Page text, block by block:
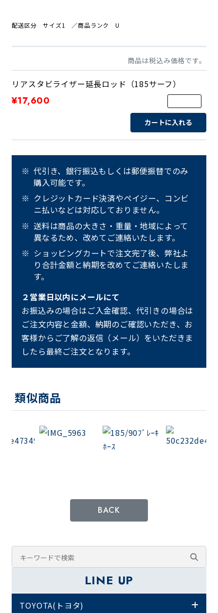
配送区分 サイズ1 ／商品ランク U
商品は税込み価格です。
リアスタビライザー延長ロッド（185サーフ）
¥17,600
カートに入れる
代引き、銀行振込もしくは郵便振替でのみ
購入可能です。
クレジットカード決済やペイジー、コンビ
ニ払いなどは対応しておりません。
送料は商品の大きさ・重量・地域によって
異なるため、改めてご連絡いたします。
ショッピングカートで注文完了後、弊社よ
り合計金額と納期を改めてご連絡いたしま
す。
２営業日以内にメールにて
お振込みの場合はご入金確認、代引きの場合は
ご注文内容と金額、納期のご確認いただき、お
客様からご了解の返信（メール）をいただきま
したら最終ご注文となります。
類似商品
BACK
LINE UP
TOYOTA(トヨタ)